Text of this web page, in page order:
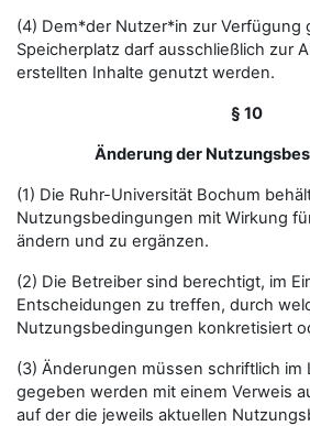
(4) Dem*der Nutzer*in zur Verfügung
Speicherplatz darf ausschließlich zur
erstellten Inhalte genutzt werden.
§ 10
Änderung der
(1) Die Ruhr-Universität Bochum
Nutzungsbedingungen mit Wirkung
ändern und zu ergänzen.
(2) Die Betreiber sind berechtigt, im
Entscheidungen zu treffen, durch
Nutzungsbedingungen konkretisiert
(3) Änderungen müssen schriftlich im
gegeben werden mit einem Verweis
auf der die jeweils aktuellen